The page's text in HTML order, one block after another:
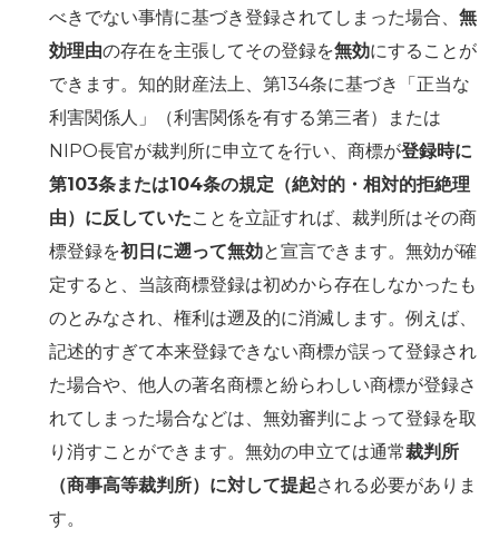
べきでない事情に基づき登録されてしまった場合、 無
効理由の存在を主張してその登録を無効にすることが
できます。知的財産法上、第134条に基づき「正当な
利害関係人」（利害関係を有する第三者）または
NIPO長官が裁判所に申立てを行い、商標が登録時に
第103条または104条の規定（絶対的・相対的拒絶理
由）に反していたことを立証すれば、裁判所はその商
標登録を初日に遡って無効と宣言できます。無効が確
定すると、当該商標登録は初めから存在しなかったも
のとみなされ、権利は遡及的に消滅します。例えば、
記述的すぎて本来登録できない商標が誤って登録され
た場合や、他人の著名商標と紛らわしい商標が登録さ
れてしまった場合などは、無効審判によって登録を取
り消すことができます。無効の申立ては通常裁判所
（商事高等裁判所）に対して提起される必要がありま
す。